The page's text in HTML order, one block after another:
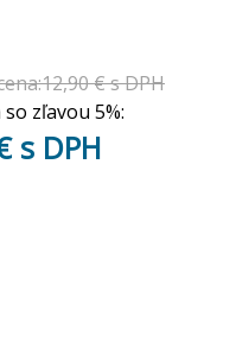
€ s DPH
zľavou 5%:
s DPH